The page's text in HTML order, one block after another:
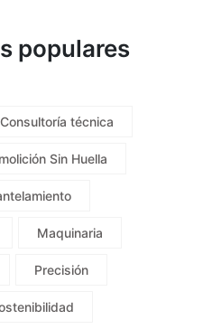
populares
Consultoría técnica
Sin Huella
Maquinaria
Precisión